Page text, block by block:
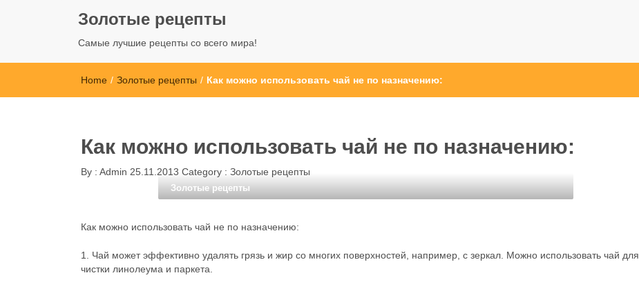
Золотые рецепты
Самые лучшие рецепты со всего мира!
Home / Золотые рецепты / Как можно использовать чай не по назначению:
Как можно использовать чай не по назначению:
By : Admin 25.11.2013 Category : Золотые рецепты
Золотые рецепты
Как можно использовать чай не по назначению:
1. Чай может эффективно удалять грязь и жир со многих поверхностей, например, с зеркал. Можно использовать чай для
чистки линолеума и паркета.